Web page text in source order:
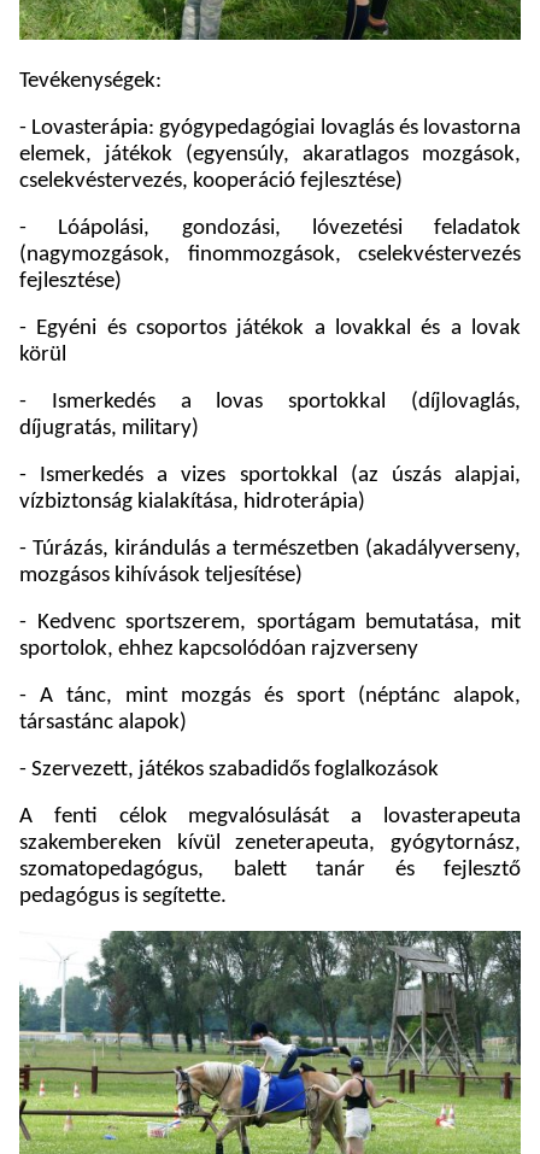
Tevékenységek:
- Lovasterápia: gyógypedagógiai lovaglás és lovastorna
elemek, játékok (egyensúly, akaratlagos mozgások,
cselekvéstervezés, kooperáció fejlesztése)
- Lóápolási, gondozási, lóvezetési feladatok
(nagymozgások, finommozgások, cselekvéstervezés
fejlesztése)
- Egyéni és csoportos játékok a lovakkal és a lovak
körül
- Ismerkedés a lovas sportokkal (díjlovaglás,
díjugratás, military)
- Ismerkedés a vizes sportokkal (az úszás alapjai,
vízbiztonság kialakítása, hidroterápia)
- Túrázás, kirándulás a természetben (akadályverseny,
mozgásos kihívások teljesítése)
- Kedvenc sportszerem, sportágam bemutatása, mit
sportolok, ehhez kapcsolódóan rajzverseny
- A tánc, mint mozgás és sport (néptánc alapok,
társastánc alapok)
- Szervezett, játékos szabadidős foglalkozások
A fenti célok megvalósulását a lovasterapeuta
szakembereken kívül zeneterapeuta, gyógytornász,
szomatopedagógus, balett tanár és fejlesztő
pedagógus is segítette.